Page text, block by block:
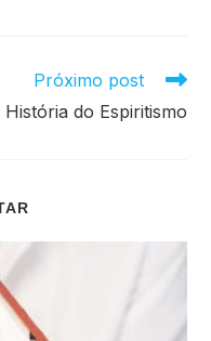
Próximo post
História do Espiritismo